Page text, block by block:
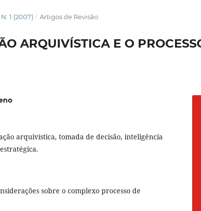
N. 1 (2007) / Artigos de Revisão
ARQUIVÍSTICA E O
arquivística, tomada de decisão, inteligência
sobre o complexo processo de